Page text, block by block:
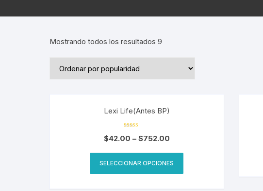
Mostrando todos los resultados 9
Lexi Life(Antes BP)
4.33
$42.00 – $752.00
SELECCIONAR OPCIONES